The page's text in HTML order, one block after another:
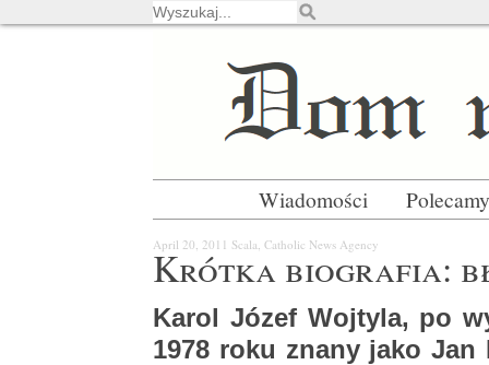
Wiadomości Polecamy
April 20, 2011 Scala, Ca­tho­lic News Agen­cy
Krót­ka bio­gra­fia:
Karol Józef Woj­ty­la, po
1978 roku znany jako Jan